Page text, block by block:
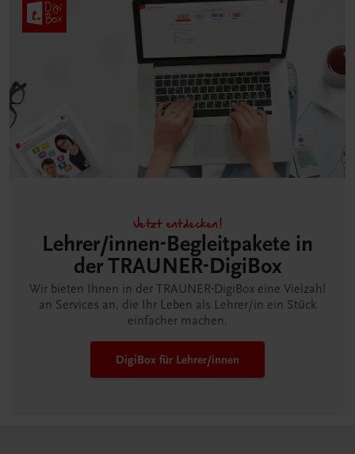
Jetzt entdecken!
Lehrer/innen-Begleitpakete in
der TRAUNER-DigiBox
Wir bieten Ihnen in der TRAUNER-DigiBox eine Vielzahl
an Services an, die Ihr Leben als Lehrer/in ein Stück
einfacher machen.
DigiBox für Lehrer/innen